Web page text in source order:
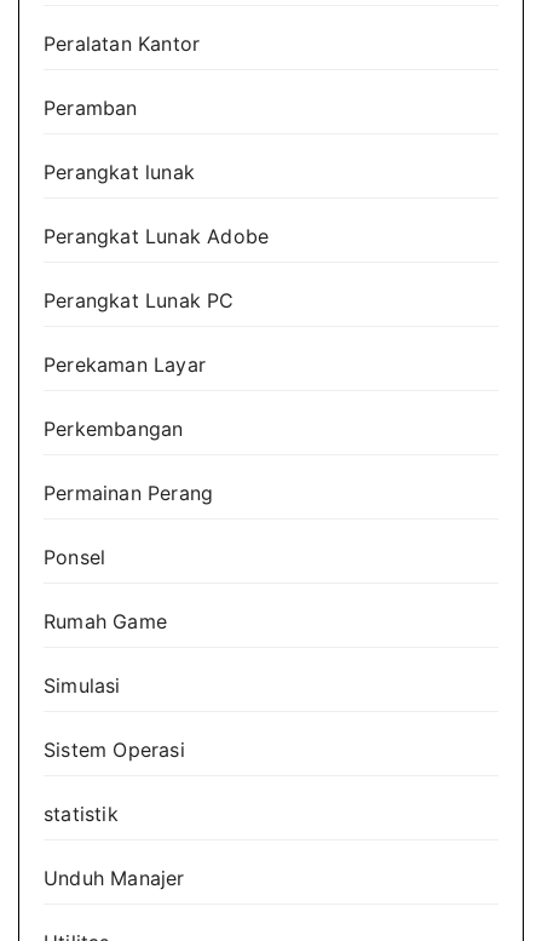
Peralatan Kantor
Peramban
Perangkat lunak
Perangkat Lunak Adobe
Perangkat Lunak PC
Perekaman Layar
Perkembangan
Permainan Perang
Ponsel
Rumah Game
Simulasi
Sistem Operasi
statistik
Unduh Manajer